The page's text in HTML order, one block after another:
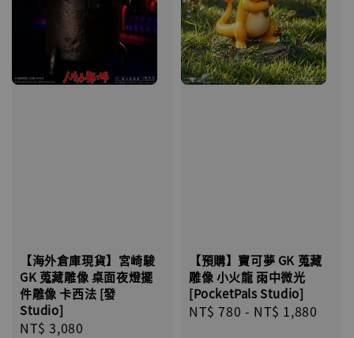
【海外倉庫現貨】宮崎駿
GK 蒐藏雕像 桌面夜燈擺
件雕像 卡西法 [發
Studio]
Regular
NT$ 3,080
【預購】寶可夢 GK 蒐藏
雕像 小火龍 雨中微光
[PocketPals Studio]
Regular
NT$ 780 - NT$ 1,880